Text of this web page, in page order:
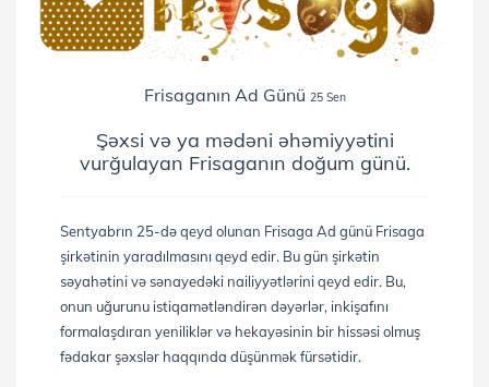
Frisaganın Ad Günü 25 Sen
Şəxsi və ya mədəni əhəmiyyətini
vurğulayan Frisaganın doğum günü.
Sentyabrın 25-də qeyd olunan Frisaga Ad günü Frisaga
şirkətinin yaradılmasını qeyd edir. Bu gün şirkətin
səyahətini və sənayedəki nailiyyətlərini qeyd edir. Bu,
onun uğurunu istiqamətləndirən dəyərlər, inkişafını
formalaşdıran yeniliklər və hekayəsinin bir hissəsi olmuş
fədakar şəxslər haqqında düşünmək fürsətidir.